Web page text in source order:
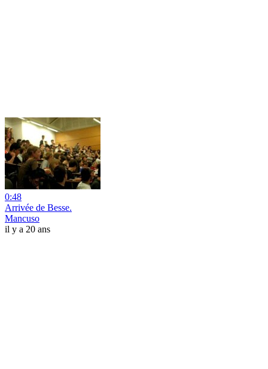
0:48
Arrivée de Besse.
Mancuso
il y a 20 ans